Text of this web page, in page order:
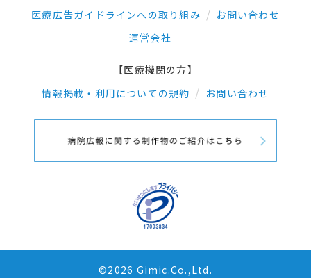
医療広告ガイドラインへの取り組み
お問い合わせ
運営会社
【医療機関の方】
情報掲載・利用についての規約
お問い合わせ
©2026 Gimic.Co.,Ltd.